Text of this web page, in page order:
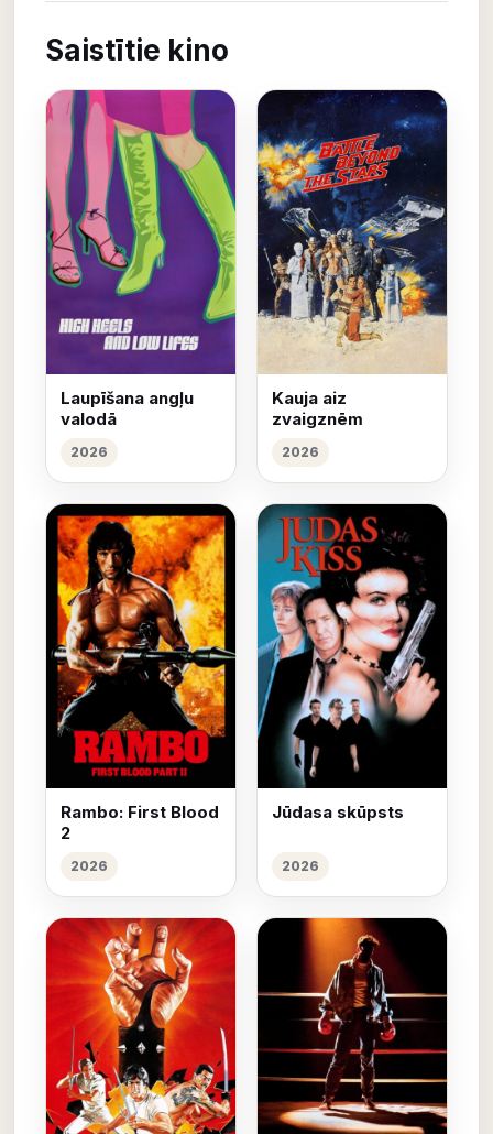
Saistītie kino
Laupīšana angļu
valodā
2026
Kauja aiz
zvaigznēm
2026
Rambo: First Blood
2
2026
Jūdasa skūpsts
2026